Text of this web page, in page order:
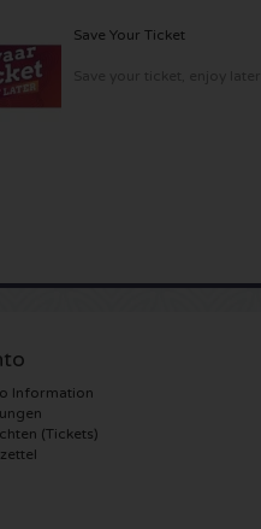
Save Your Ticket
Information
(Tickets)